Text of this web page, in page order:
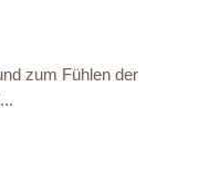
zum Fühlen der